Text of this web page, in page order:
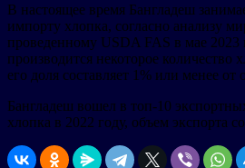
В настоящее время Бангладеш
импорту хлопка, согласно анализу
проведенному USDA FAS в мае 2023
производится некоторое количество
его доля составляет 1% или менее от
Бангладеш вошел в топ-10
хлопка в 2022 году, объем экспорта